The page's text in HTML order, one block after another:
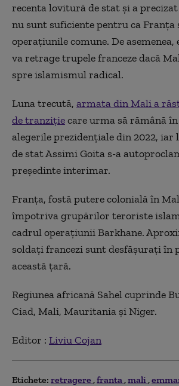
recenta lovitură de stat şi a
nu sunt suficiente pentru ca Franţa
operaţiunile comune. De
va retrage trupele franceze dacă
spre islamismul radical.
Luna trecută, armata din Mali a
de tranziţiecare urma să rămână
alegerile prezidenţiale din 2022,
de stat Assimi Goita s-a
preşedinte interimar.
Franţa, fostă putere colonială în
împotriva grupărilor teroriste
cadrul operaţiunii Barkhane.
soldaţi francezi sunt desfăşuraţi în
această ţară.
Regiunea africană Sahel cuprinde
Ciad, Mali, Mauritania și Niger.
Editor : Liviu Cojan
Etichete: retragere franta mali